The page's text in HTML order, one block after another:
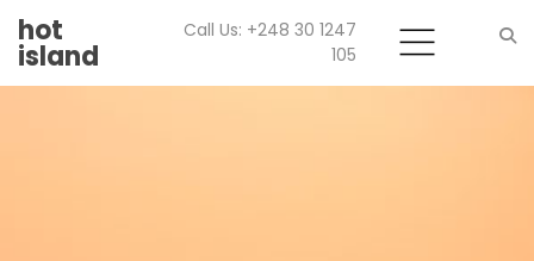
hot
island
Call Us: +248 30 1247
105